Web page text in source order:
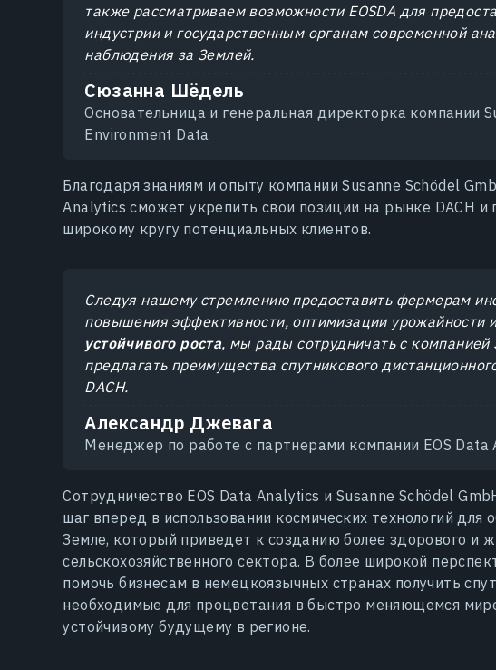
также рассматриваем возможности EOSDA для
индустрии и государственным органам современной
наблюдения за Землей.
Сюзанна Шёдель
Основательница и генеральная директорка компании
Environment Data
Благодаря знаниям и опыту компании Susanne Schödel
Analytics сможет укрепить свои позиции на рынке DACH
широкому кругу потенциальных клиентов.
Следуя нашему стремлению предоставить фермерам
повышения эффективности, оптимизации урожайности
устойчивого роста, мы рады сотрудничать с компанией
предлагать преимущества спутникового
DACH.
Александр Джевага
Менеджер по работе с партнерами компании EOS Data
Сотрудничество EOS Data Analytics и Susanne Schödel
шаг вперед в использовании космических технологий для
Земле, который приведет к созданию более здорового и
сельскохозяйственного сектора. В более широкой
помочь бизнесам в немецкоязычных странах получить
необходимые для процветания в быстро меняющемся
устойчивому будущему в регионе.